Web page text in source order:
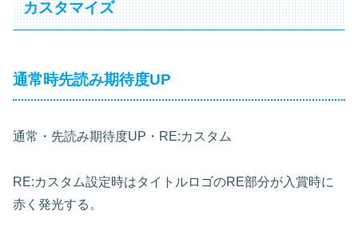
カスタマイズ
通常時先読み期待度UP
通常・先読み期待度UP・RE:カスタム
RE:カスタム設定時はタイトルロゴのRE部分が入賞時に
赤く発光する。